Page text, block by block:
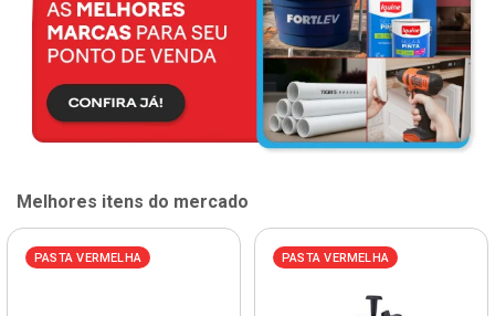
Melhores itens do mercado
PASTA VERMELHA PASTA VERMELHA